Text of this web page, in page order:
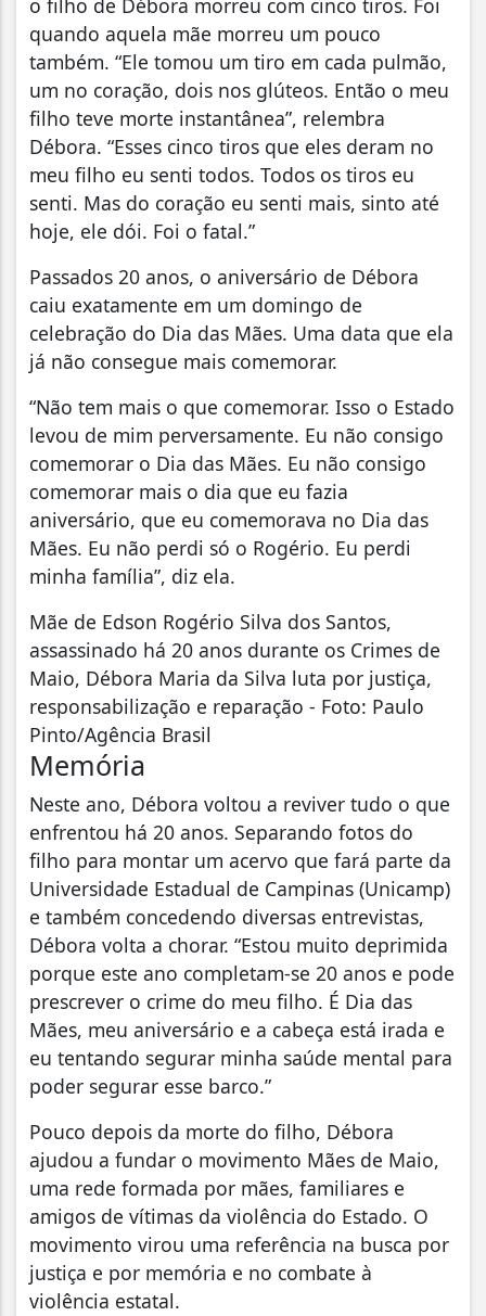
o filho de Débora morreu com cinco tiros. Foi
quando aquela mãe morreu um pouco
também. “Ele tomou um tiro em cada pulmão,
um no coração, dois nos glúteos. Então o meu
filho teve morte instantânea”, relembra
Débora. “Esses cinco tiros que eles deram no
meu filho eu senti todos. Todos os tiros eu
senti. Mas do coração eu senti mais, sinto até
hoje, ele dói. Foi o fatal.”
Passados 20 anos, o aniversário de Débora
caiu exatamente em um domingo de
celebração do Dia das Mães. Uma data que ela
já não consegue mais comemorar.
“Não tem mais o que comemorar. Isso o Estado
levou de mim perversamente. Eu não consigo
comemorar o Dia das Mães. Eu não consigo
comemorar mais o dia que eu fazia
aniversário, que eu comemorava no Dia das
Mães. Eu não perdi só o Rogério. Eu perdi
minha família”, diz ela.
Mãe de Edson Rogério Silva dos Santos,
assassinado há 20 anos durante os Crimes de
Maio, Débora Maria da Silva luta por justiça,
responsabilização e reparação - Foto: Paulo
Pinto/Agência Brasil
Memória
Neste ano, Débora voltou a reviver tudo o que
enfrentou há 20 anos. Separando fotos do
filho para montar um acervo que fará parte da
Universidade Estadual de Campinas (Unicamp)
e também concedendo diversas entrevistas,
Débora volta a chorar. “Estou muito deprimida
porque este ano completam-se 20 anos e pode
prescrever o crime do meu filho. É Dia das
Mães, meu aniversário e a cabeça está irada e
eu tentando segurar minha saúde mental para
poder segurar esse barco.”
Pouco depois da morte do filho, Débora
ajudou a fundar o movimento Mães de Maio,
uma rede formada por mães, familiares e
amigos de vítimas da violência do Estado. O
movimento virou uma referência na busca por
justiça e por memória e no combate à
violência estatal.